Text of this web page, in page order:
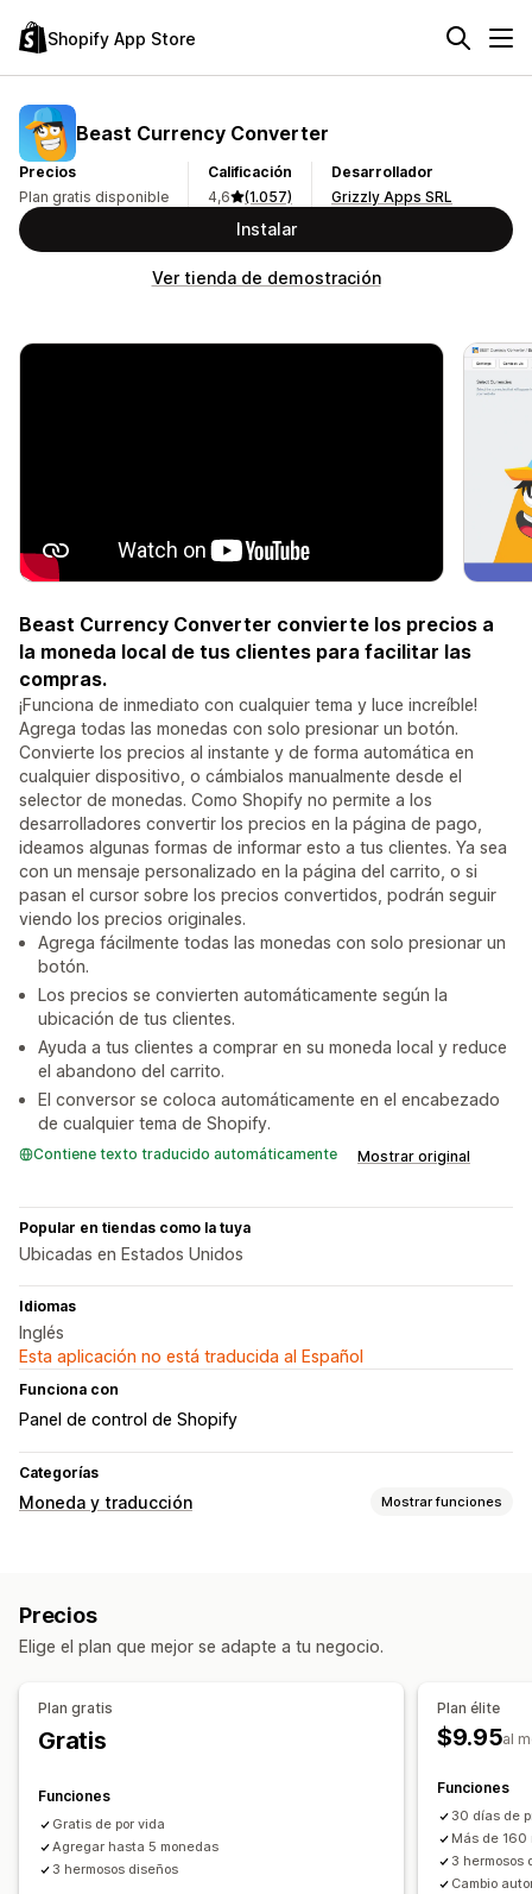
Shopify App Store
Beast Currency Converter
Precios
Plan gratis disponible
Calificación
4,6
(1.057)
Desarrollador
Grizzly Apps SRL
Instalar
Ver tienda de demostración
Beast Currency Converter convierte los precios a
la moneda local de tus clientes para facilitar las
compras.
¡Funciona de inmediato con cualquier tema y luce increíble!
Agrega todas las monedas con solo presionar un botón.
Convierte los precios al instante y de forma automática en
cualquier dispositivo, o cámbialos manualmente desde el
selector de monedas. Como Shopify no permite a los
desarrolladores convertir los precios en la página de pago,
ideamos algunas formas de informar esto a tus clientes. Ya sea
con un mensaje personalizado en la página del carrito, o si
pasan el cursor sobre los precios convertidos, podrán seguir
viendo los precios originales.
Agrega fácilmente todas las monedas con solo presionar un
botón.
Los precios se convierten automáticamente según la
ubicación de tus clientes.
Ayuda a tus clientes a comprar en su moneda local y reduce
el abandono del carrito.
El conversor se coloca automáticamente en el encabezado
de cualquier tema de Shopify.
Contiene texto traducido automáticamente Mostrar original
Popular en tiendas como la tuya
Ubicadas en Estados Unidos
Idiomas
Inglés
Esta aplicación no está traducida al Español
Funciona con
Panel de control de Shopify
Categorías
Moneda y traducción Mostrar funciones
Múltiples monedas
Diseño de cambio Redondeo de precios
Precios
Elige el plan que mejor se adapte a tu negocio.
Plan gratis
Gratis
Funciones
Gratis de por vida
Agregar hasta 5 monedas
3 hermosos diseños
Plan élite
$9.95al
Funciones
30 días de
Más de 160
3 hermosos
Cambio